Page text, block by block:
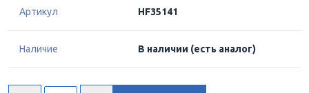
Артикул HF35141
Наличие В наличии (есть аналог)